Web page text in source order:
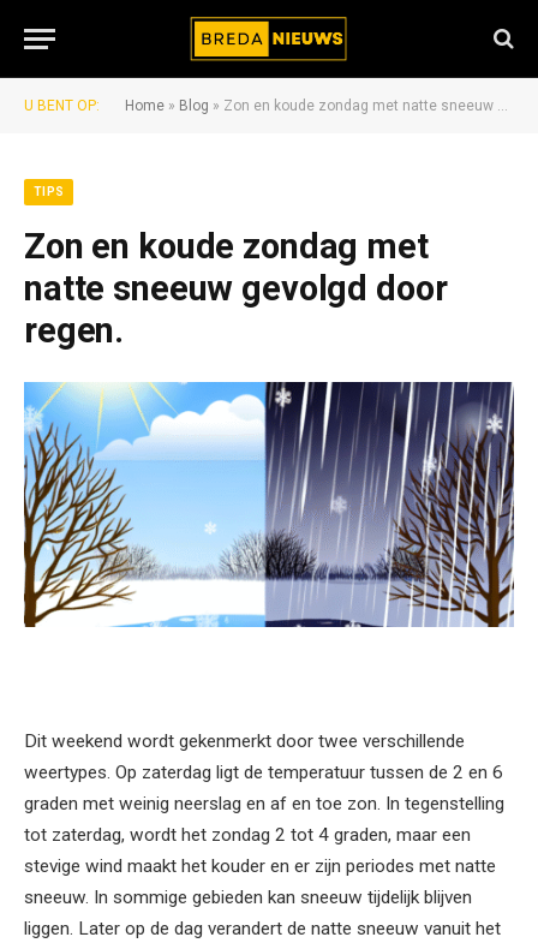
U BENT OP: Home » Blog » Zon en koude zondag met natte sneeuw gevolgd door regen.
TIPS
Zon en koude zondag met
natte sneeuw gevolgd door
regen.
Dit weekend wordt gekenmerkt door twee verschillende
weertypes. Op zaterdag ligt de temperatuur tussen de 2 en 6
graden met weinig neerslag en af en toe zon. In tegenstelling
tot zaterdag, wordt het zondag 2 tot 4 graden, maar een
stevige wind maakt het kouder en er zijn periodes met natte
sneeuw. In sommige gebieden kan sneeuw tijdelijk blijven
liggen. Later op de dag verandert de natte sneeuw vanuit het